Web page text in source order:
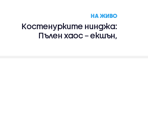
НА ЖИВО
Костенурките нинджа:
Пълен хаос – екшън,